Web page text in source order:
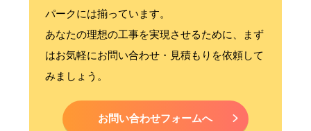
パークには揃っています。
あなたの理想の工事を実現させるために、まず
はお気軽にお問い合わせ・見積もりを依頼して
みましょう。
お問い合わせフォームへ